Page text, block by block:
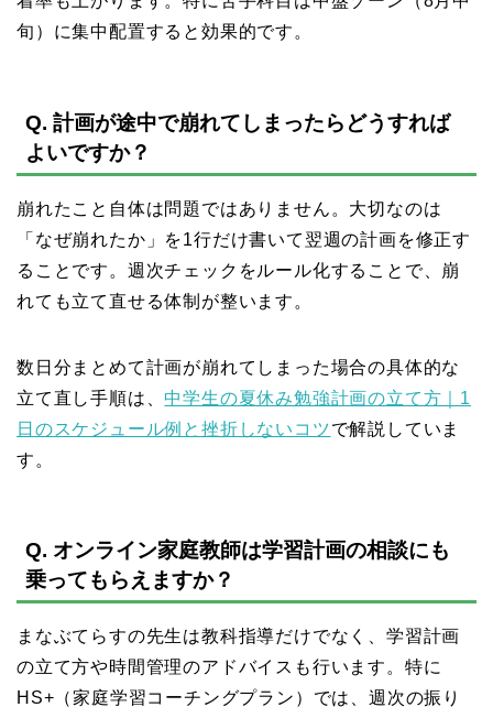
旬）に集中配置すると効果的です。
Q. 計画が途中で崩れてしまったらどうすれば
よいですか？
崩れたこと自体は問題ではありません。大切なのは
「なぜ崩れたか」を1行だけ書いて翌週の計画を修正す
ることです。週次チェックをルール化することで、崩
れても立て直せる体制が整います。
数日分まとめて計画が崩れてしまった場合の具体的な
立て直し手順は、中学生の夏休み勉強計画の立て方｜1
日のスケジュール例と挫折しないコツで解説していま
す。
Q. オンライン家庭教師は学習計画の相談にも
乗ってもらえますか？
まなぶてらすの先生は教科指導だけでなく、学習計画
の立て方や時間管理のアドバイスも行います。特に
HS+（家庭学習コーチングプラン）では、週次の振り